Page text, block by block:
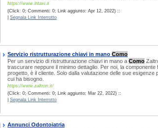
https://www.intaxi.it
(Click: 0; Commenti: 0; Link aggiunto: Apr 12, 2022) ::
Segnala Link Interrotto
Servizio ristrutturazione chiavi in mano Como
Per un servizio di ristrutturazione chiavi in mano a Como
trascurare neppure il minimo dettaglio. Per noi, la componente
progetto, è il cliente. Solo dalla valutazione delle sue esigenze
cui ha bisogno.
https://www.zaltron.it/
(Click: 0; Commenti: 0; Link aggiunto: Mar 22, 2022) ::
Segnala Link Interrotto
Annunci Odontoiatria